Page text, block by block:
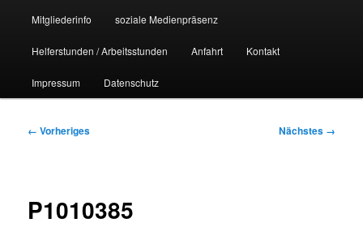
Mitgliederinfo soziale Medienpräsenz
Helferstunden / Arbeitsstunden Anfahrt Kontakt
Impressum Datenschutz
Bilder-
← Vorheriges Nächstes →
P1010385